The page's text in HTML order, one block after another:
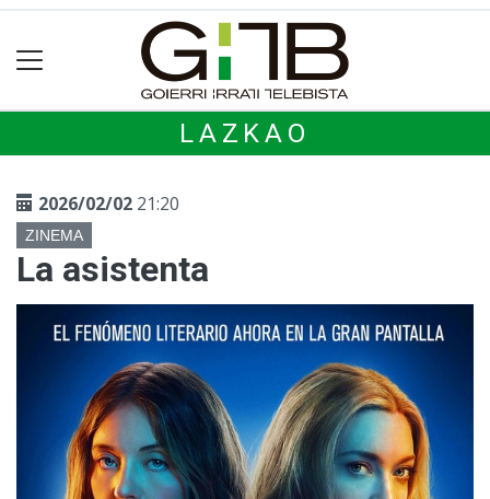
LAZKAO
2026/02/02 21:20
ZINEMA
La asistenta